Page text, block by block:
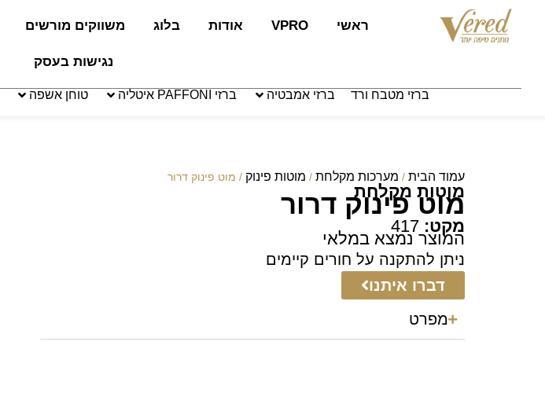
ראשי VPRO אודות בלוג משווקים מורשים
נגישות בעסק
ברזי מטבח ורד ברזי אמבטיה ברזי PAFFONI איטליה טוחן אשפה
עמוד הבית / מערכות מקלחת / מוטות פינוק / מוט פינוק דרור
מוטות מקלחת
מוט פינוק דרור
מקט:
המוצר נמצא במלאי
ניתן להתקנה על חורים קיימים
דברו איתנו
מפרט